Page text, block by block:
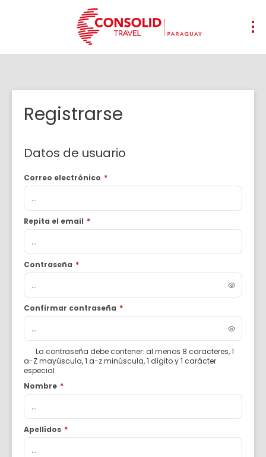
Registrarse
Datos de usuario
Correo electrónico *
Repita el email *
Contraseña *
Confirmar contraseña *
La contraseña debe contener: al menos 8 caracteres, 1
a-Z mayúscula, 1 a-z minúscula, 1 dígito y 1 carácter
especial
Nombre *
Apellidos *